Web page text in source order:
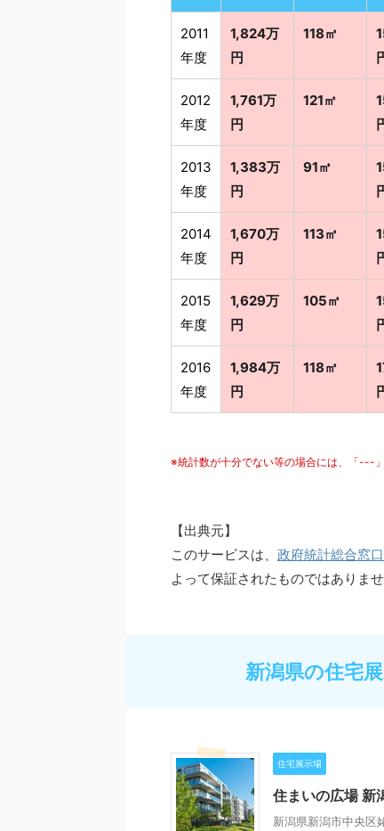
2011
年度
1,824万
円
118㎡
2012
年度
1,761万
円
121㎡
2013
年度
1,383万
円
91㎡
2014
年度
1,670万
円
113㎡
2015
年度
1,629万
円
105㎡
2016
年度
1,984万
円
118㎡
※統計数が十分でない等の場合には、「---」
【出典元】
このサービスは、 政府統計総合窓
よって保証されたものではありませ
新潟県の住宅
住宅展示場
住まいの広場 新
新潟県新潟市中央区